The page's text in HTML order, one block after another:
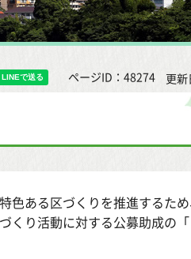
ページID：48274 更
色ある区づくりを推進するた
くり活動に対する公募助成の